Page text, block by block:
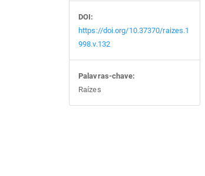
DOI:
https://doi.org/10.37370/raizes.1
998.v.132
Palavras-chave:
Raízes